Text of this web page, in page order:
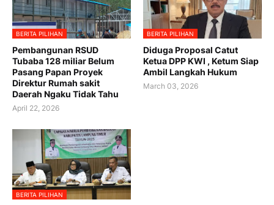
BERITA PILIHAN
Pembangunan RSUD
Tubaba 128 miliar Belum
Pasang Papan Proyek
Direktur Rumah sakit
Daerah Ngaku Tidak Tahu
April 22, 2026
BERITA PILIHAN
Diduga Proposal Catut
Ketua DPP KWI , Ketum Siap
Ambil Langkah Hukum
March 03, 2026
BERITA PILIHAN